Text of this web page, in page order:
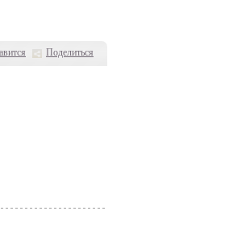
Поделиться